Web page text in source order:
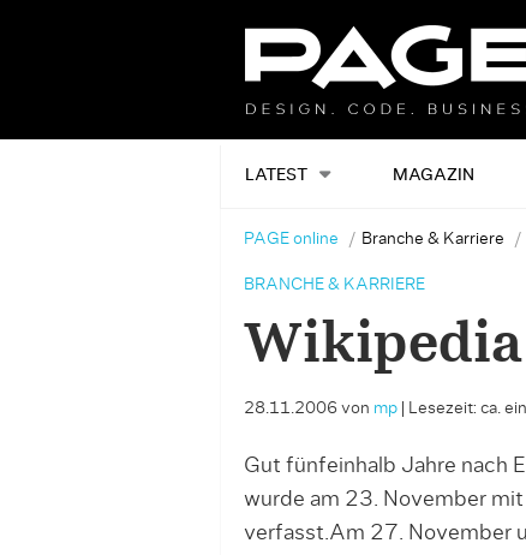
LATEST MAGAZIN
PAGE online Branche & Karriere
BRANCHE & KARRIERE
28.11.2006 von mp| Lesezeit: ca.
Gut fünfeinhalb Jahre nach
wurde am 23. November
verfasst.Am 27. November